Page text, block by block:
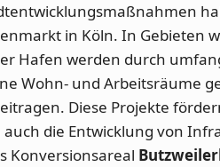
in Köln. In Gebieten
Hafen werden durch
Wohn- und Arbeitsräume
Diese Projekte
die Entwicklung von
Konversionsareal